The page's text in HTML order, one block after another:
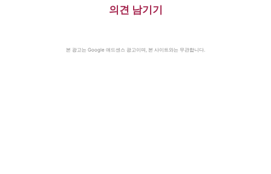
의견 남기기
본 광고는 Google 애드센스 광고이며, 본 사이트와는 무관합니다.